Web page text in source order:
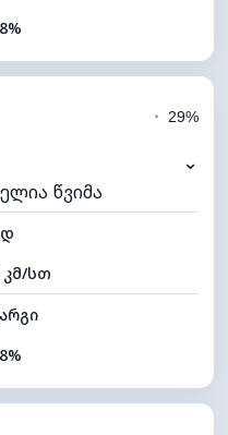
კმ
(მკრთალი)
მ
◔ 29%
⌄
წვიმა
კმ/სთ